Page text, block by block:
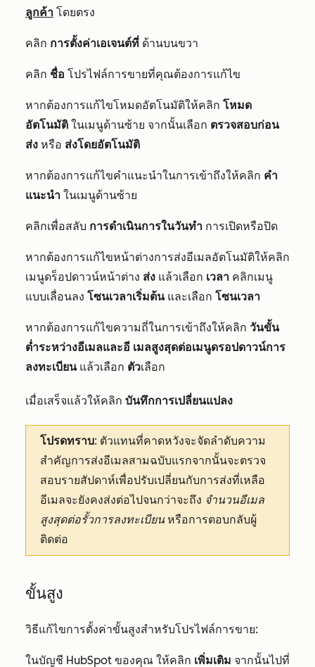
ลูกค้า โดยตรง
คลิก การตั้งค่าเอเจนต์ที่ ด้านบนขวา
คลิก ชื่อ โปรไฟล์การขายที่คุณต้องการแก้ไข
หากต้องการแก้ไขโหมดอัตโนมัติให้คลิก โหมด
อัตโนมัติ ในเมนูด้านซ้าย จากนั้นเลือก ตรวจสอบก่อน
ส่ง หรือ ส่งโดยอัตโนมัติ
หากต้องการแก้ไขคำแนะนำในการเข้าถึงให้คลิก คำ
แนะนำ ในเมนูด้านซ้าย
คลิกเพื่อสลับ การดำเนินการในวันทำ การเปิดหรือปิด
หากต้องการแก้ไขหน้าต่างการส่งอีเมลอัตโนมัติให้คลิก
เมนูดร็อปดาวน์หน้าต่าง ส่ง แล้วเลือก เวลา คลิกเมนู
แบบเลื่อนลง โซนเวลาเริ่มต้นและเลือก โซนเวลา
หากต้องการแก้ไขความถี่ในการเข้าถึงให้คลิก วันขั้น
ต่ำระหว่างอีเมลและอี เมลสูงสุดต่อเมนูดรอปดาวน์การ
ลงทะเบียนแล้วเลือก ตัวเลือก
เมื่อเสร็จแล้วให้คลิก บันทึกการเปลี่ยนแปลง
โปรดทราบ: ตัวแทนที่คาดหวังจะจัดลำดับความ
สำคัญการส่งอีเมลสามฉบับแรกจากนั้นจะตรวจ
สอบรายสัปดาห์เพื่อปรับเปลี่ยนกับการส่งที่เหลือ
อีเมลจะยังคงส่งต่อไปจนกว่าจะถึง จำนวนอีเมล
สูงสุดต่อรั้วการลงทะเบียน หรือการตอบกลับผู้
ติดต่อ
ขั้นสูง
วิธีแก้ไขการตั้งค่าขั้นสูงสำหรับโปรไฟล์การขาย:
ในบัญชี HubSpot ของคุณ ให้คลิก เพิ่มเติม จากนั้นไปที่